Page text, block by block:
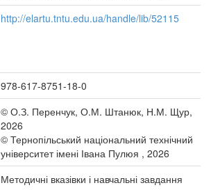
http://elartu.tntu.edu.ua/handle/lib/52115
978-617-8751-18-0
© О.З. Перенчук, О.М. Штанюк, Н.М. Щур,
2026
© Тернопільський національний технічний
університет імені Івана Пулюя , 2026
Методичні вказівки і навчальні завдання